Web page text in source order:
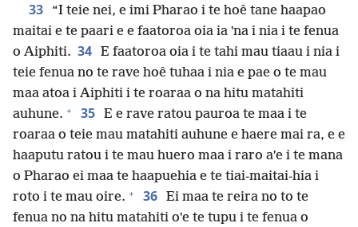
33
“I teie nei, e imi Pharao i te hoê tane haapao
maitai e te paari e e faatoroa oia ia ˈna i nia i te fenua
o Aiphiti. 34 E faatoroa oia i te tahi mau tiaau i nia i
teie fenua no te rave hoê tuhaa i nia e pae o te mau
maa atoa i Aiphiti i te roaraa o na hitu matahiti
auhune. + 35 E e rave ratou pauroa te maa i te
roaraa o teie mau matahiti auhune e haere mai ra, e e
haaputu ratou i te mau huero maa i raro aˈe i te mana
o Pharao ei maa te haapuehia e te tiai-maitai-hia i
roto i te mau oire. + 36 Ei maa te reira no to te
fenua no na hitu matahiti oˈe te tupu i te fenua o